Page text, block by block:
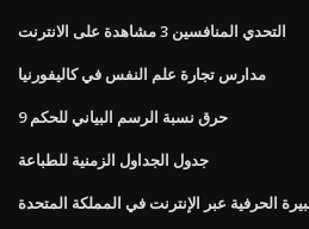
التحدي المنافسين 3 مشاهدة على الانترنت
مدارس تجارة علم النفس في كاليفورنيا
حرق نسبة الرسم البياني للحكم 9
جدول الجداول الزمنية للطباعة
الحرفية عبر الإنترنت في المملكة المتحدة